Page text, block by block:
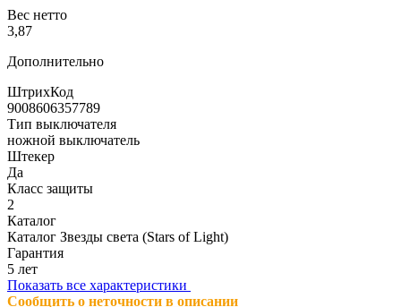
Вес нетто
3,87
Дополнительно
ШтрихКод
9008606357789
Тип выключателя
ножной выключатель
Штекер
Да
Класс защиты
2
Каталог
Каталог Звезды света (Stars of Light)
Гарантия
5 лет
Показать все характеристики
Сообщить о неточности в описании